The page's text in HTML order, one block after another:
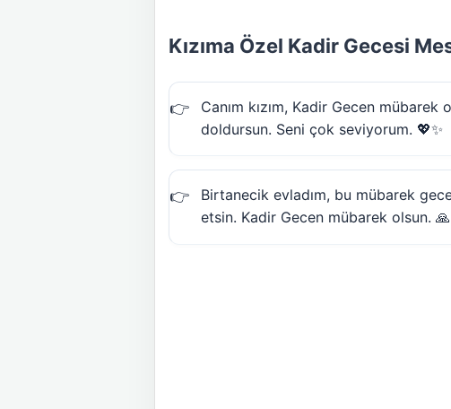
Kızıma Özel Kadir Gecesi
Canım kızım, Kadir Gecen
doldursun. Seni çok seviyorum. 💖✨
Birtanecik evladım, bu mübarek
etsin. Kadir Gecen mübarek olsun.